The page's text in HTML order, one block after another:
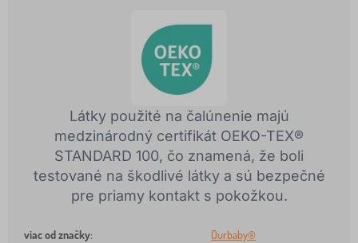
Látky použité na čalúnenie majú
medzinárodný certifikát OEKO-TEX®
STANDARD 100, čo znamená, že boli
testované na škodlivé látky a sú bezpečné
pre priamy kontakt s pokožkou.
viac od značky: Ourbaby®